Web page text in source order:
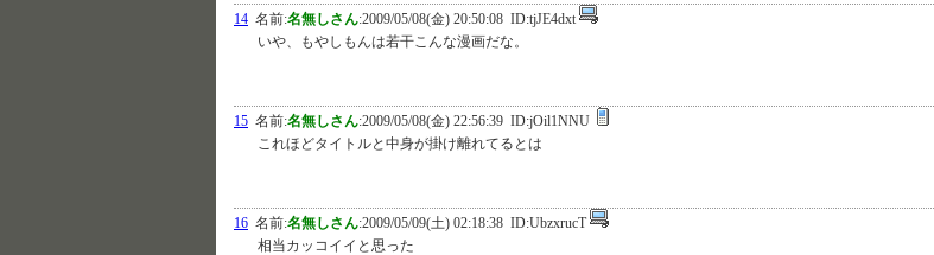
14 名前:名無しさん:2009/05/08(金) 20:50:08 ID:tjJE4dxt
いや、もやしもんは若干こんな漫画だな。
15 名前:名無しさん:2009/05/08(金) 22:56:39 ID:jOil1NNU
これほどタイトルと中身が掛け離れてるとは
16 名前:名無しさん:2009/05/09(土) 02:18:38 ID:UbzxrucT
相当カッコイイと思った